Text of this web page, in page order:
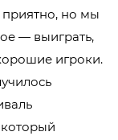
но мы
— выиграть,
игроки.